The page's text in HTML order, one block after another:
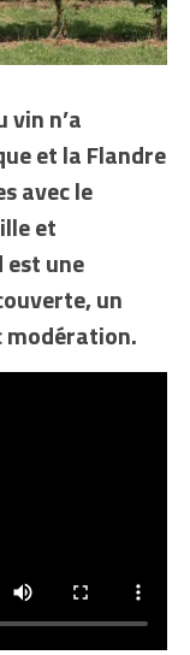
n’a
et la Flandre
avec le
et
une
un
modération.